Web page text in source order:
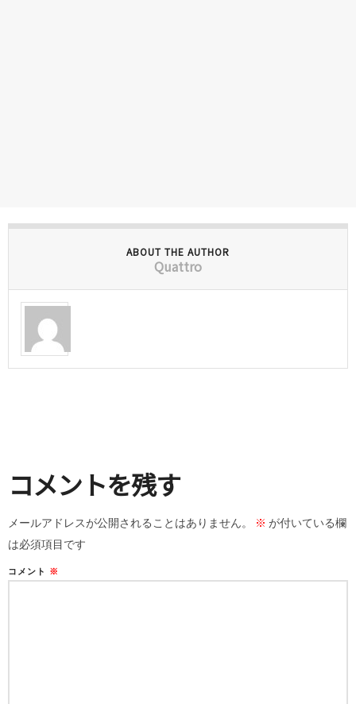
ABOUT THE AUTHOR
Quattro
コメントを残す
メールアドレスが公開されることはありません。 ※ が付いている欄
は必須項目です
コメント ※